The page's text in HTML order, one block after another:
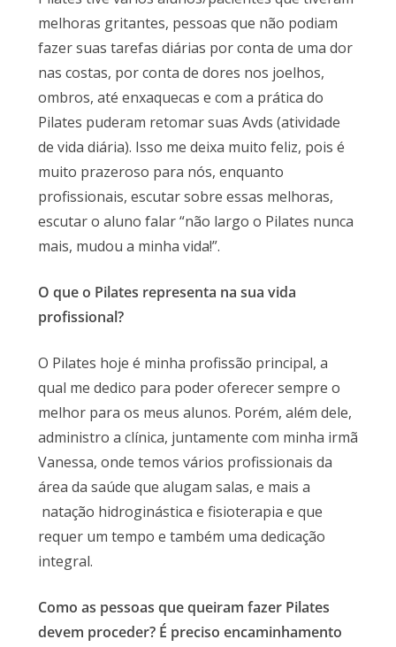
melhoras gritantes, pessoas que não podiam
fazer suas tarefas diárias por conta de uma dor
nas costas, por conta de dores nos joelhos,
ombros, até enxaquecas e com a prática do
Pilates puderam retomar suas Avds (atividade
de vida diária). Isso me deixa muito feliz, pois é
muito prazeroso para nós, enquanto
profissionais, escutar sobre essas melhoras,
escutar o aluno falar “não largo o Pilates nunca
mais, mudou a minha vida!”.
O que o Pilates representa na sua vida
profissional?
O Pilates hoje é minha profissão principal, a
qual me dedico para poder oferecer sempre o
melhor para os meus alunos. Porém, além dele,
administro a clínica, juntamente com minha irmã
Vanessa, onde temos vários profissionais da
área da saúde que alugam salas, e mais a
natação hidroginástica e fisioterapia e que
requer um tempo e também uma dedicação
integral.
Como as pessoas que queiram fazer Pilates
devem proceder? É preciso encaminhamento